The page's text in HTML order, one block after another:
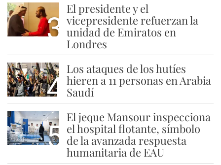
3
El presidente y el
vicepresidente refuerzan la
unidad de Emiratos en
Londres
4
Los ataques de los hutíes
hieren a 11 personas en Arabia
Saudí
5
El jeque Mansour inspecciona
el hospital flotante, símbolo
de la avanzada respuesta
humanitaria de EAU